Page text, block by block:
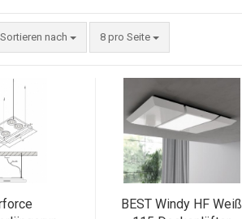
Sortieren nach 8 pro Seite
BEST Windy HF Weiß